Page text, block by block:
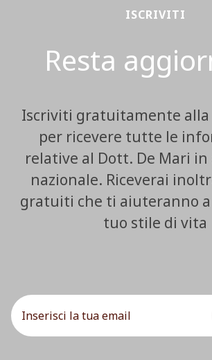
ISCRIVITI
Resta
Iscriviti gratuitamente
per ricevere tutte le
relative al Dott. De Mari
nazionale. Riceverai
gratuiti che ti aiuteranno
tuo stile di vita